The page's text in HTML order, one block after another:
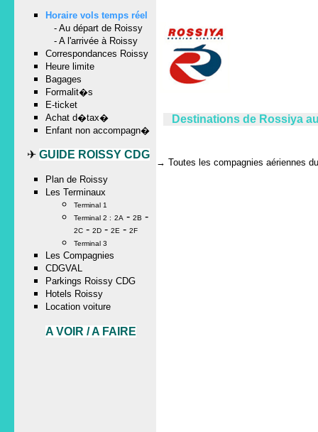
Destinations de Rossiya
→ Toutes les compagnies aériennes
Horaire vols temps réel
- Au départ de Roissy
- A l'arrivée à Roissy
Correspondances Roissy
Heure limite
Bagages
Formalit�s
E-ticket
Achat d�tax�
Enfant non accompagn�
✈ GUIDE ROISSY CDG
Plan de Roissy
Les Terminaux
Terminal 1
Terminal 2 : 2A - 2B -
2C - 2D - 2E - 2F
Terminal 3
Les Compagnies
CDGVAL
Parkings Roissy CDG
Hotels Roissy
Location voiture
A VOIR / A FAIRE